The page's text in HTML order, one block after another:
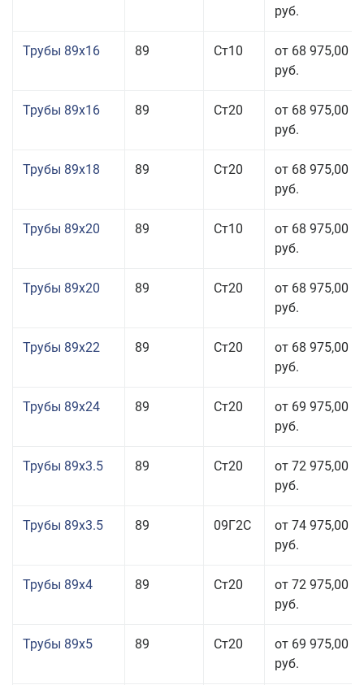
руб.
Трубы 89x16 89 Ст10
от 68 975,00
руб.
Трубы 89x16 89 Ст20
от 68 975,00
руб.
Трубы 89x18 89 Ст20
от 68 975,00
руб.
Трубы 89x20 89 Ст10
от 68 975,00
руб.
Трубы 89x20 89 Ст20
от 68 975,00
руб.
Трубы 89x22 89 Ст20
от 68 975,00
руб.
Трубы 89x24 89 Ст20
от 69 975,00
руб.
Трубы 89x3.5 89 Ст20
от 72 975,00
руб.
Трубы 89x3.5 89 09Г2С
от 74 975,00
руб.
Трубы 89x4 89 Ст20
от 72 975,00
руб.
Трубы 89x5 89 Ст20
от 69 975,00
руб.